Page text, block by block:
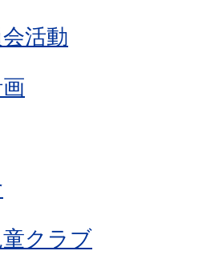
活動
クラブ